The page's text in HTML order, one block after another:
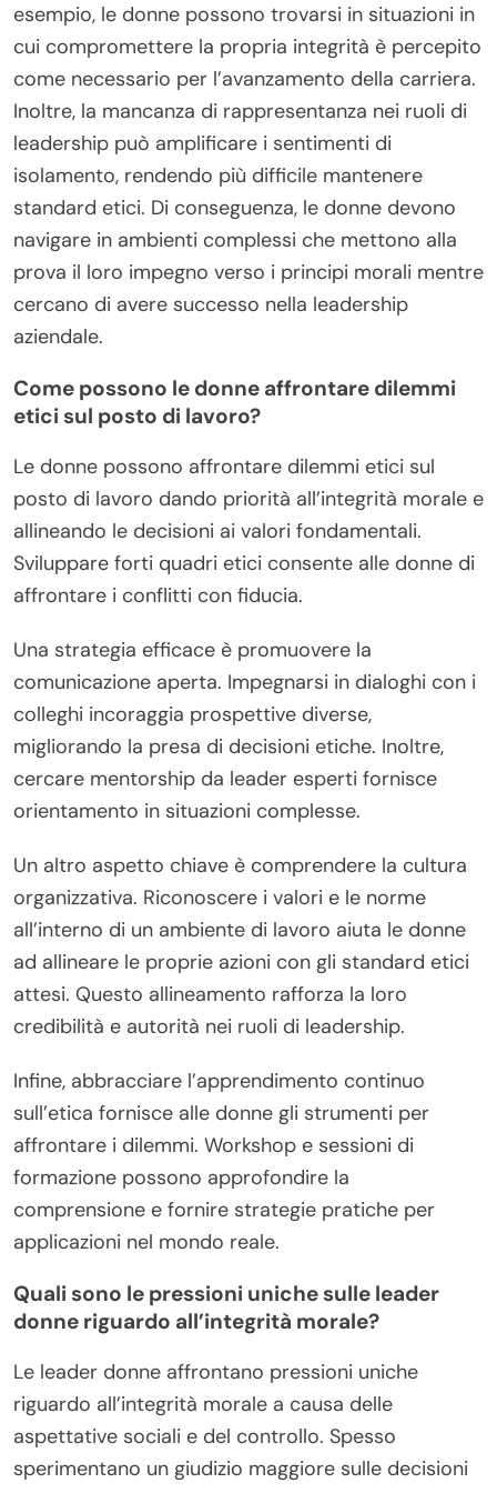
esempio, le donne possono trovarsi in situazioni in
cui compromettere la propria integrità è percepito
come necessario per l’avanzamento della carriera.
Inoltre, la mancanza di rappresentanza nei ruoli di
leadership può amplificare i sentimenti di
isolamento, rendendo più difficile mantenere
standard etici. Di conseguenza, le donne devono
navigare in ambienti complessi che mettono alla
prova il loro impegno verso i principi morali mentre
cercano di avere successo nella leadership
aziendale.
Come possono le donne affrontare dilemmi
etici sul posto di lavoro?
Le donne possono affrontare dilemmi etici sul
posto di lavoro dando priorità all’integrità morale e
allineando le decisioni ai valori fondamentali.
Sviluppare forti quadri etici consente alle donne di
affrontare i conflitti con fiducia.
Una strategia efficace è promuovere la
comunicazione aperta. Impegnarsi in dialoghi con i
colleghi incoraggia prospettive diverse,
migliorando la presa di decisioni etiche. Inoltre,
cercare mentorship da leader esperti fornisce
orientamento in situazioni complesse.
Un altro aspetto chiave è comprendere la cultura
organizzativa. Riconoscere i valori e le norme
all’interno di un ambiente di lavoro aiuta le donne
ad allineare le proprie azioni con gli standard etici
attesi. Questo allineamento rafforza la loro
credibilità e autorità nei ruoli di leadership.
Infine, abbracciare l’apprendimento continuo
sull’etica fornisce alle donne gli strumenti per
affrontare i dilemmi. Workshop e sessioni di
formazione possono approfondire la
comprensione e fornire strategie pratiche per
applicazioni nel mondo reale.
Quali sono le pressioni uniche sulle leader
donne riguardo all’integrità morale?
Le leader donne affrontano pressioni uniche
riguardo all’integrità morale a causa delle
aspettative sociali e del controllo. Spesso
sperimentano un giudizio maggiore sulle decisioni